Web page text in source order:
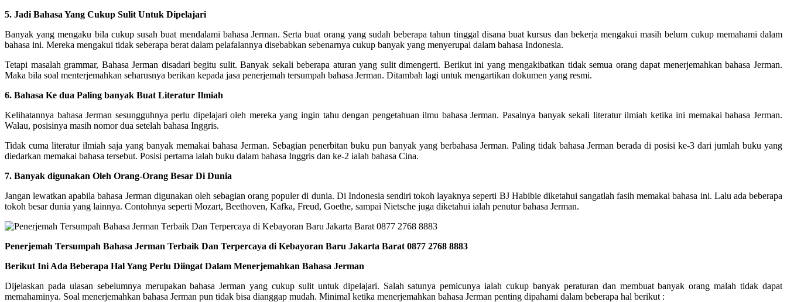
5. Jadi Bahasa Yang Cukup Sulit Untuk Dipelajari
Banyak yang mengaku bila cukup susah buat mendalami bahasa Jerman. Serta buat orang yang sudah beberapa tahun tinggal disana buat kursus dan bekerja mengakui masih belum cukup memahami dalam
bahasa ini. Mereka mengakui tidak seberapa berat dalam pelafalannya disebabkan sebenarnya cukup banyak yang menyerupai dalam bahasa Indonesia.
Tetapi masalah grammar, Bahasa Jerman disadari begitu sulit. Banyak sekali beberapa aturan yang sulit dimengerti. Berikut ini yang mengakibatkan tidak semua orang dapat menerjemahkan bahasa Jerman.
Maka bila soal menterjemahkan seharusnya berikan kepada jasa penerjemah tersumpah bahasa Jerman. Ditambah lagi untuk mengartikan dokumen yang resmi.
6. Bahasa Ke dua Paling banyak Buat Literatur Ilmiah
Kelihatannya bahasa Jerman sesungguhnya perlu dipelajari oleh mereka yang ingin tahu dengan pengetahuan ilmu bahasa Jerman. Pasalnya banyak sekali literatur ilmiah ketika ini memakai bahasa Jerman.
Walau, posisinya masih nomor dua setelah bahasa Inggris.
Tidak cuma literatur ilmiah saja yang banyak memakai bahasa Jerman. Sebagian penerbitan buku pun banyak yang berbahasa Jerman. Paling tidak bahasa Jerman berada di posisi ke-3 dari jumlah buku yang
diedarkan memakai bahasa tersebut. Posisi pertama ialah buku dalam bahasa Inggris dan ke-2 ialah bahasa Cina.
7. Banyak digunakan Oleh Orang-Orang Besar Di Dunia
Jangan lewatkan apabila bahasa Jerman digunakan oleh sebagian orang populer di dunia. Di Indonesia sendiri tokoh layaknya seperti BJ Habibie diketahui sangatlah fasih memakai bahasa ini. Lalu ada beberapa
tokoh besar dunia yang lainnya. Contohnya seperti Mozart, Beethoven, Kafka, Freud, Goethe, sampai Nietsche juga diketahui ialah penutur bahasa Jerman.
Penerjemah Tersumpah Bahasa Jerman Terbaik Dan Terpercaya di Kebayoran Baru Jakarta Barat 0877 2768 8883
Berikut Ini Ada Beberapa Hal Yang Perlu Diingat Dalam Menerjemahkan Bahasa Jerman
Dijelaskan pada ulasan sebelumnya merupakan bahasa Jerman yang cukup sulit untuk dipelajari. Salah satunya pemicunya ialah cukup banyak peraturan dan membuat banyak orang malah tidak dapat
memahaminya. Soal menerjemahkan bahasa Jerman pun tidak bisa dianggap mudah. Minimal ketika menerjemahkan bahasa Jerman penting dipahami dalam beberapa hal berikut :